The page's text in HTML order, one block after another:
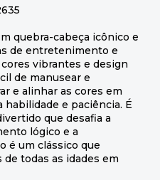
quebra-cabeça icônico e
de entretenimento e
vibrantes e design
de manusear e
e alinhar as cores em
habilidade e paciência. É
que desafia a
lógico e a
é um clássico que
todas as idades em